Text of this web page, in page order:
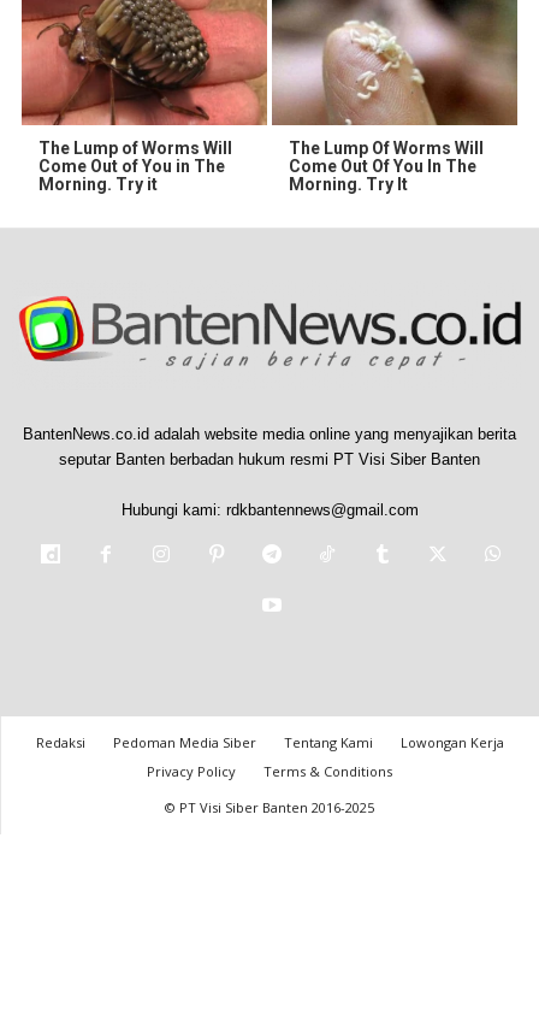
The Lump of Worms Will
Come Out of You in The
Morning. Try it
The Lump Of Worms Will
Come Out Of You In The
Morning. Try It
BantenNews.co.id adalah website media online yang menyajikan berita
seputar Banten berbadan hukum resmi PT Visi Siber Banten
Hubungi kami: rdkbantennews@gmail.com
Redaksi Pedoman Media Siber Tentang Kami
Lowongan Kerja
Privacy Policy
Terms & Conditions
© PT Visi Siber Banten 2016-2025